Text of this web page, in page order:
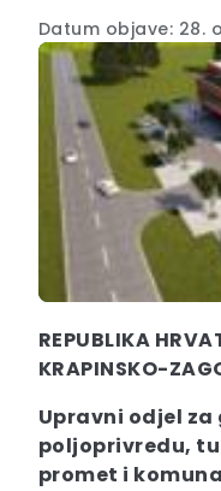
Datum objave: 28.
REPUBLIKA
KRAPINSKO-
Upravni odjel
poljoprivredu,
promet i